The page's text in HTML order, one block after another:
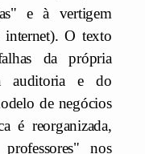
e à vertigem
internet). O texto
da própria
auditoria e do
de negócios
é reorganizada,
nos